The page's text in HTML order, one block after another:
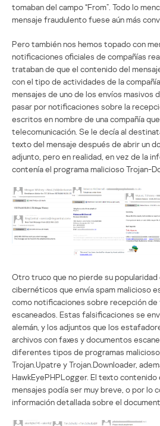
tomaban del campo “From”. Todo lo
mensaje fraudulento fuese aún más
Pero también nos hemos topado con
notificaciones oficiales de compañías
trataban de que el contenido del
con el tipo de actividades de la
mensajes de uno de los envíos masivos
pasar por notificaciones sobre la
escritos en nombre de una compañía
telecomunicación. Se le decía al
texto del mensaje después de abrir un
adjunto, pero en realidad, en vez de la
contenía el programa malicioso Trojan-
Otro truco que no pierde su
cibernéticos que envía spam malicioso
como notificaciones sobre recepción de
escaneados. Estas falsificaciones se
alemán, y los adjuntos que los
archivos con faxes y documentos
diferentes tipos de programas
Trojan.Upatre y Trojan.Downloader,
HawkEyePHPLogger. El texto
mensajes podía ser muy breve, o por lo
información detallada sobre el